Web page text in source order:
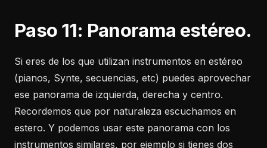
Paso 11: Panorama estéreo.
Si eres de los que utilizan instrumentos en estéreo
(pianos, Synte, secuencias, etc) puedes aprovechar
ese panorama de izquierda, derecha y centro.
Recordemos que por naturaleza escuchamos en
estero. Y podemos usar este panorama con los
instrumentos similares, por ejemplo si tienes dos